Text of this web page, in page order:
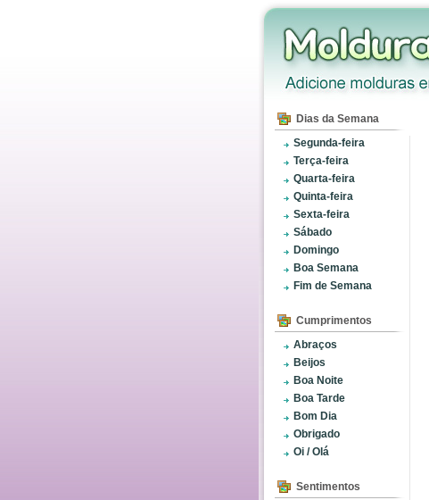
Dias da Semana
Segunda-feira
Terça-feira
Quarta-feira
Quinta-feira
Sexta-feira
Sábado
Domingo
Boa Semana
Fim de Semana
Cumprimentos
Abraços
Beijos
Boa Noite
Boa Tarde
Bom Dia
Obrigado
Oi / Olá
Sentimentos